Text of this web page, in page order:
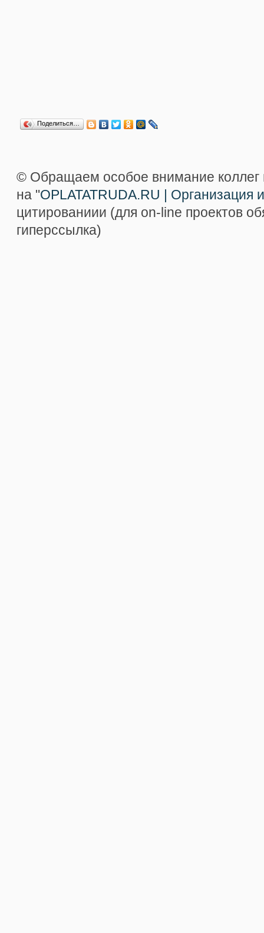
Поделиться…
© Обращаем особое внимание коллег
на "OPLATATRUDA.RU | Организация
цитированиии (для on-line проектов
гиперссылка)